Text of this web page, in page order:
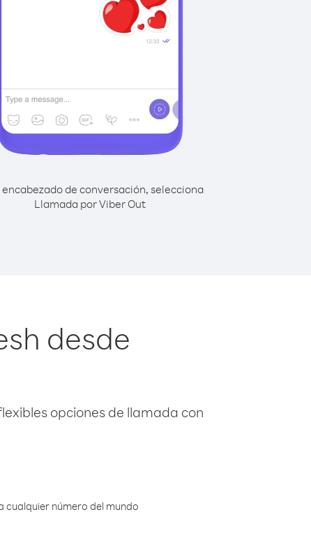
encabezado de conversación, selecciona
Llamada por Viber Out
desde
opciones de llamada con
cualquier número del mundo